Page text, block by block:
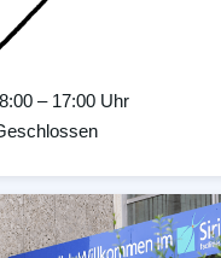
– 17:00 Uhr